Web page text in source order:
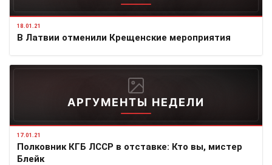
18.01.21
В Латвии отменили Крещенские мероприятия
АРГУМЕНТЫ НЕДЕЛИ
17.01.21
Полковник КГБ ЛССР в отставке: Кто вы, мистер
Блейк